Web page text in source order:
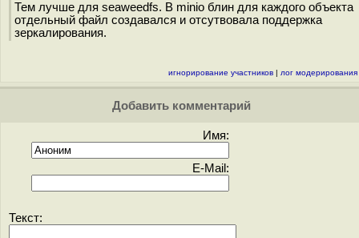
Тем лучше для seaweedfs. В minio блин для каждого объекта
отдельный файл создавался и отсутвовала поддержка
зеркалирования.
игнорирование участников | лог модерирования
Добавить комментарий
Имя:
E-Mail:
Текст: